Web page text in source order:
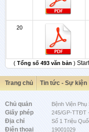
20
(Tổng số 493 văn bản )
Trang chủ Tin tức - Sự kiện
Chủ quản Bệnh Viện
Giấy phép 245/GP-TTĐT
Địa chỉ Số 1 Triệu
Điện thoại 19001029